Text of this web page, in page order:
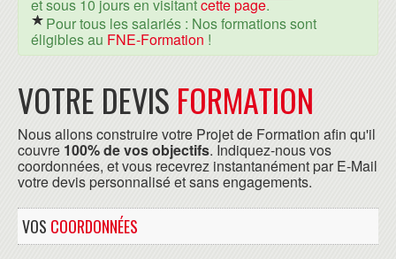
et sous 10 jours en visitantcette page.
Pour tous les salariés : Nos formations sont
éligibles au FNE-Formation !
VOTRE DEVIS FORMATION
Nous allons construire votre Projet de Formation afin qu'il
couvre 100% de vos objectifs. Indiquez-nous vos
coordonnées, et vous recevrez instantanément par E-Mail
votre devis personnalisé et sans engagements.
VOS COORDONNÉES